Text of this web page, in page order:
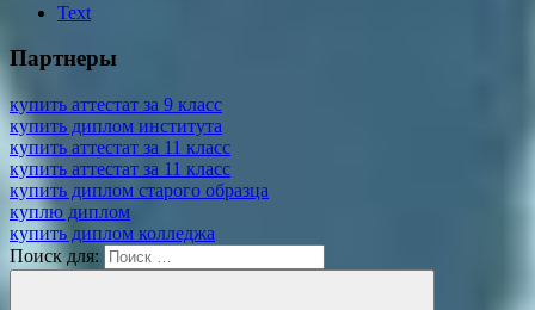
Text
Партнеры
купить аттестат за 9 класс
купить диплом института
купить аттестат за 11 класс
купить аттестат за 11 класс
купить диплом старого образца
куплю диплом
купить диплом колледжа
Поиск для: